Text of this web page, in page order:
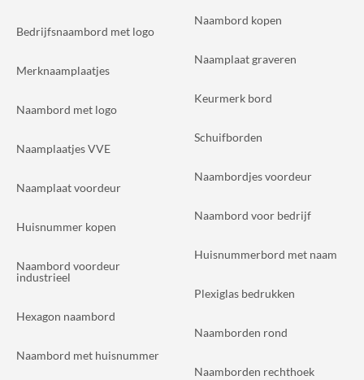
Bedrijfsnaambord met logo
Merknaamplaatjes
Naambord met logo
Naamplaatjes VVE
Naamplaat voordeur
Huisnummer kopen
Naambord voordeur
industrieel
Hexagon naambord
Naambord met huisnummer
Naambord kopen
Naamplaat graveren
Keurmerk bord
Schuifborden
Naambordjes voordeur
Naambord voor bedrijf
Huisnummerbord met naam
Plexiglas bedrukken
Naamborden rond
Naamborden rechthoek